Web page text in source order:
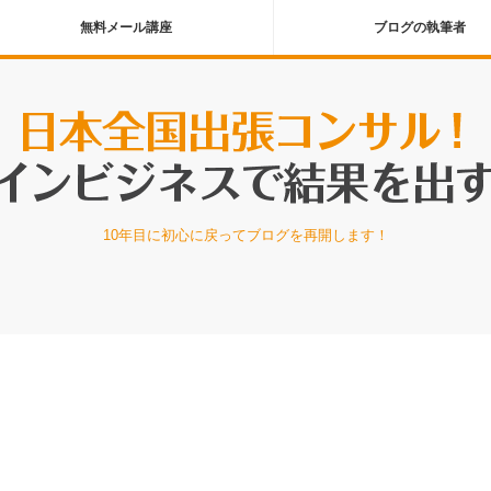
無料メール講座 ブログの執筆者
10年目に初心に戻ってブログを再開します！